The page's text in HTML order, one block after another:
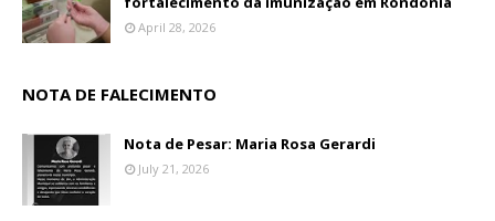
April 28, 2026
NOTA DE FALECIMENTO
Nota de Pesar: Maria Rosa Gerardi
July 21, 2026